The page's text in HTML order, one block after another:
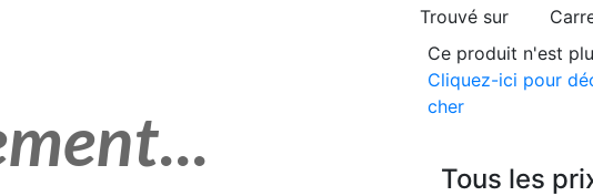
Trouvé sur
Ce produit n'est
Cliquez-ici pour
cher
Tous les